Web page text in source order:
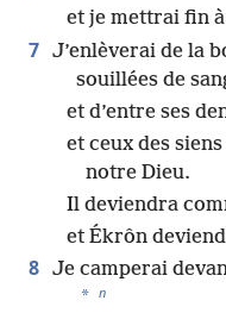
et je mettrai fin
7 J’enlèverai de la
souillées de
et d’entre ses
et ceux des
notre Dieu.
Il deviendra
et Ékrôn
8 Je camperai
* n